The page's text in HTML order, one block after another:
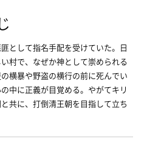
として指名手配を受けていた。日
村で、なぜか神として崇められる
横暴や野盗の横行の前に死んでい
中に正義が目覚める。やがてキリ
共に、打倒清王朝を目指して立ち